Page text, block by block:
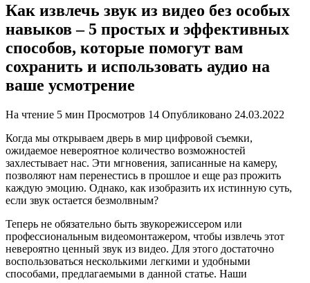
Как извлечь звук из видео без особых
навыков – 5 простых и эффективных
способов, которые помогут вам
сохранить и использовать аудио на
ваше усмотрение
На чтение 5 мин Просмотров 14 Опубликовано 24.03.2022
Когда мы открываем дверь в мир цифровой съемки,
ожидаемое невероятное количество возможностей
захлестывает нас. Эти мгновения, записанные на камеру,
позволяют нам перенестись в прошлое и еще раз прожить
каждую эмоцию. Однако, как изобразить их истинную суть,
если звук остается безмолвным?
Теперь не обязательно быть звукорежиссером или
профессиональным видеомонтажером, чтобы извлечь этот
невероятно ценный звук из видео. Для этого достаточно
воспользоваться несколькими легкими и удобными
способами, предлагаемыми в данной статье. Наши